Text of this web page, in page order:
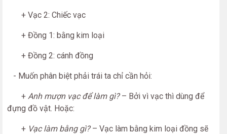
+ Vạc 2: Chiếc vạc
+ Đồng 1: bằng kim loại
+ Đồng 2: cánh đồng
- Muốn phân biệt phải trái ta chỉ cần hỏi:
+ Anh mượn vạc để làm gì?– Bởi vì vạc thì dùng để
đựng đồ vật. Hoặc:
+ Vạc làm bằng gì?– Vạc làm bằng kim loại đồng sẽ